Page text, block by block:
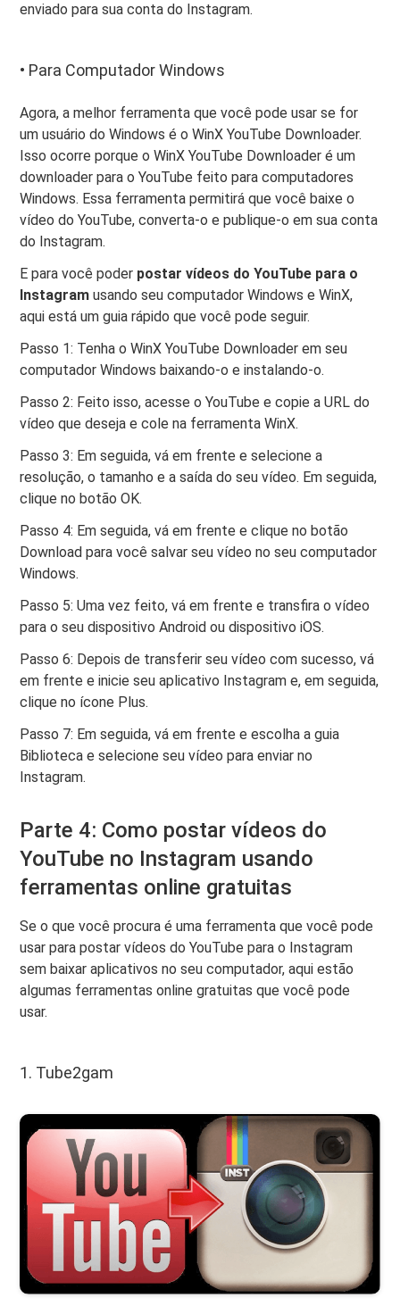
enviado para sua conta do Instagram.
• Para Computador Windows
Agora, a melhor ferramenta que você pode usar se for
um usuário do Windows é o WinX YouTube Downloader.
Isso ocorre porque o WinX YouTube Downloader é um
downloader para o YouTube feito para computadores
Windows. Essa ferramenta permitirá que você baixe o
vídeo do YouTube, converta-o e publique-o em sua conta
do Instagram.
E para você poder postar vídeos do YouTube para o
Instagram usando seu computador Windows e WinX,
aqui está um guia rápido que você pode seguir.
Passo 1: Tenha o WinX YouTube Downloader em seu
computador Windows baixando-o e instalando-o.
Passo 2: Feito isso, acesse o YouTube e copie a URL do
vídeo que deseja e cole na ferramenta WinX.
Passo 3: Em seguida, vá em frente e selecione a
resolução, o tamanho e a saída do seu vídeo. Em seguida,
clique no botão OK.
Passo 4: Em seguida, vá em frente e clique no botão
Download para você salvar seu vídeo no seu computador
Windows.
Passo 5: Uma vez feito, vá em frente e transfira o vídeo
para o seu dispositivo Android ou dispositivo iOS.
Passo 6: Depois de transferir seu vídeo com sucesso, vá
em frente e inicie seu aplicativo Instagram e, em seguida,
clique no ícone Plus.
Passo 7: Em seguida, vá em frente e escolha a guia
Biblioteca e selecione seu vídeo para enviar no
Instagram.
Parte 4: Como postar vídeos do
YouTube no Instagram usando
ferramentas online gratuitas
Se o que você procura é uma ferramenta que você pode
usar para postar vídeos do YouTube para o Instagram
sem baixar aplicativos no seu computador, aqui estão
algumas ferramentas online gratuitas que você pode
usar.
1. Tube2gam